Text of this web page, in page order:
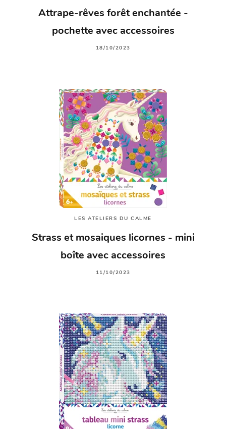
Attrape-rêves forêt enchantée -
pochette avec accessoires
18/10/2023
LES ATELIERS DU CALME
Strass et mosaiques licornes - mini
boîte avec accessoires
11/10/2023